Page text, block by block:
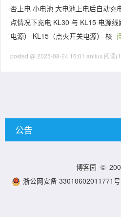
否上电 小电池 大电池上电后自动充
点情况下充电 KL30 与 KL15 电源
电源） KL15（点火开关电源） 核
posted @ 2025-08-24 16:01 anliux 阅读
公告
博客园 ©
浙公网安备 33010602011771号